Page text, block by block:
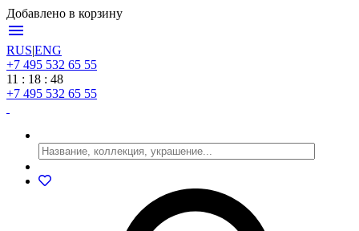
Добавлено в корзину
menu
RUS|ENG
+7 495 532 65 55
11 : 18 : 48
+7 495 532 65 55